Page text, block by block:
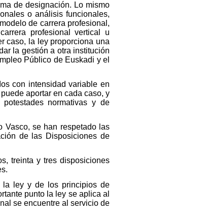
de designación. Lo mismo
o análisis funcionales,
de carrera profesional,
profesional vertical u
caso, la ley proporciona una
la gestión a otra institución
Público de Euskadi y el
con intensidad variable en
aportar en cada caso, y
normativas y de
Vasco, se han respetado las
de las Disposiciones de
treinta y tres disposiciones
la ley y de los principios de
punto la ley se aplica al
se encuentre al servicio de